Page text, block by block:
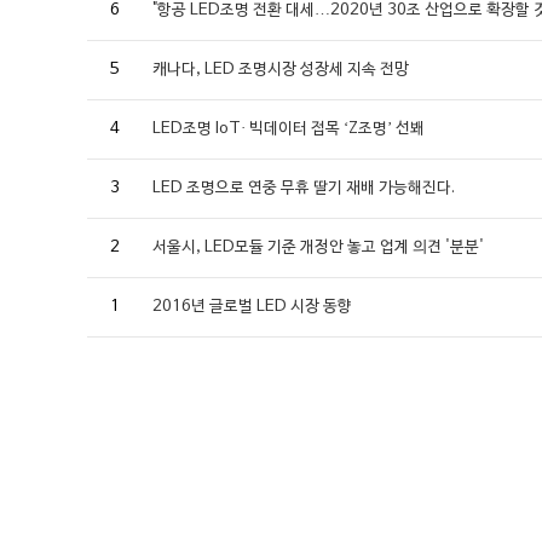
6 "항공 LED조명 전환 대세…2020년 30조 산업으로 확장할
5 캐나다, LED 조명시장 성장세 지속 전망
4 LED조명 IoT· 빅데이터 접목 ‘Z조명’ 선봬
3 LED 조명으로 연중 무휴 딸기 재배 가능해진다.
2 서울시, LED모듈 기준 개정안 놓고 업계 의견 '분분'
1 2016년 글로벌 LED 시장 동향